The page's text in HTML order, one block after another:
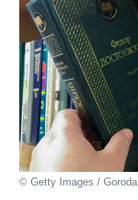
© Getty Images / Goroda